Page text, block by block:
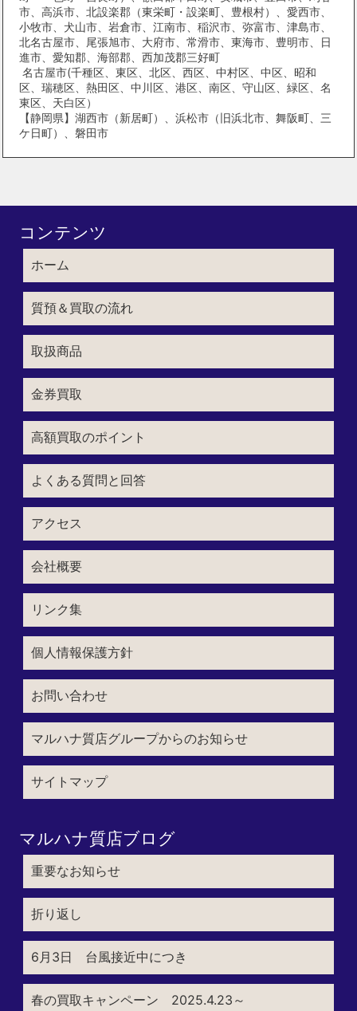
市、高浜市、北設楽郡（東栄町・設楽町、豊根村）、愛西市、
小牧市、犬山市、岩倉市、江南市、稲沢市、弥富市、津島市、
北名古屋市、尾張旭市、大府市、常滑市、東海市、豊明市、日
進市、愛知郡、海部郡、西加茂郡三好町
名古屋市(千種区、東区、北区、西区、中村区、中区、昭和
区、瑞穂区、熱田区、中川区、港区、南区、守山区、緑区、名
東区、天白区）
【静岡県】湖西市（新居町）、浜松市（旧浜北市、舞阪町、三
ケ日町）、磐田市
コンテンツ
ホーム
質預＆買取の流れ
取扱商品
金券買取
高額買取のポイント
よくある質問と回答
アクセス
会社概要
リンク集
個人情報保護方針
お問い合わせ
マルハナ質店グループからのお知らせ
サイトマップ
マルハナ質店ブログ
重要なお知らせ
折り返し
6月3日 台風接近中につき
春の買取キャンペーン 2025.4.23～